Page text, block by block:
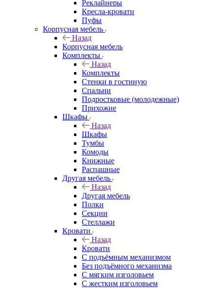
Реклайнеры
Кресла-кровати
Пуфы
Корпусная мебель
Назад
Корпусная мебель
Комплекты
Назад
Комплекты
Стенки в гостиную
Спальни
Подростковые (молодежные)
Прихожие
Шкафы
Назад
Шкафы
Тумбы
Комоды
Книжные
Распашные
Другая мебель
Назад
Другая мебель
Полки
Секции
Стеллажи
Кровати
Назад
Кровати
С подъёмным механизмом
Без подъёмного механизма
С мягким изголовьем
С жестким изголовьем